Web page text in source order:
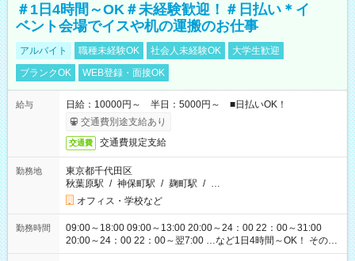
＃1日4時間～OK＃未経験歓迎！＃日払い＊イ
ベント会場でイスや机の運搬のお仕事
アルバイト 職種未経験OK 社会人未経験OK
大学生歓迎
ブランクOK
WEB登録・面接OK
給与
日給：10000円～ 半日：5000円～ ■日払いOK！
交通費別途支給あり
交通費 交通費規定支給
勤務地
東京都千代田区
秋葉原駅 / 神保町駅 / 麹町駅 / …
オフィス・学校など
勤務時間
09:00～18:00 09:00～13:00 20:00～24：00 22：00～31:00
20:00～24：00 22：00～翌7:00 …など1日4時間～OK！ その他
シフトもございます！ お気軽にご相談ください！